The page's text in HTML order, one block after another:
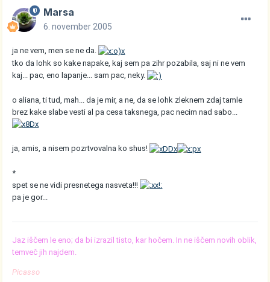
Marsa
6. november 2005
ja ne vem, men se ne da.
tko da lohk so kake napake, kaj sem pa zihr pozabila, saj ni ne vem
kaj... pac, eno lapanje... sam pac, neky.
o aliana, ti tud, mah... da je mir, a ne, da se lohk zleknem zdaj tamle
brez kake slabe vesti al pa cesa taksnega, pac necim nad sabo...
ja, amis, a nisem pozrtvovalna ko shus!
*
spet se ne vidi presnetega nasveta!!!
pa je gor...
Jaz iščem le eno; da bi izrazil tisto, kar hočem. In ne iščem novih oblik,
temveč jih najdem.
Picasso